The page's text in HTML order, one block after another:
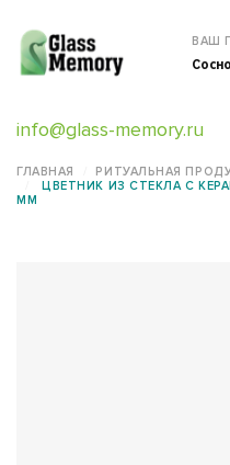
info@glass-memory.ru
ВАШ
ГЛАВНАЯ
РИТУАЛЬНАЯ
ЦВЕТНИК ИЗ СТЕКЛА С
ММ